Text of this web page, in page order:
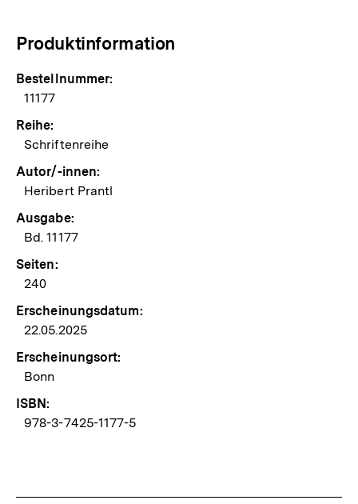
Produktinformation
Bestellnummer:
11177
Reihe:
Schriftenreihe
Autor/-innen:
Heribert Prantl
Ausgabe:
Bd. 11177
Seiten:
240
Erscheinungsdatum:
22.05.2025
Erscheinungsort:
Bonn
ISBN:
978-3-7425-1177-5